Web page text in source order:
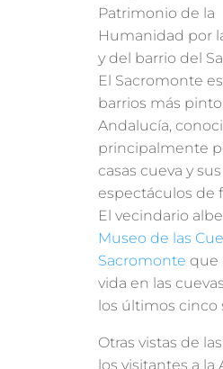
Patrimonio de la
Humanidad por
y del barrio del
El Sacromonte
barrios más
Andalucía,
principalmente
casas cueva y sus
espectáculos de
El vecindario
Museo de las
Sacromonte que
vida en las
los últimos cinco
Otras vistas de
los visitantes a la